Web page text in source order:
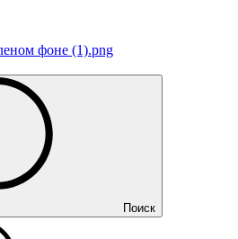
Поиск